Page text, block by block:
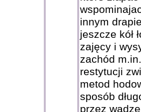
innym
jeszcze kół
zajęcy i
zachód
restytucji
metod
sposób
przez